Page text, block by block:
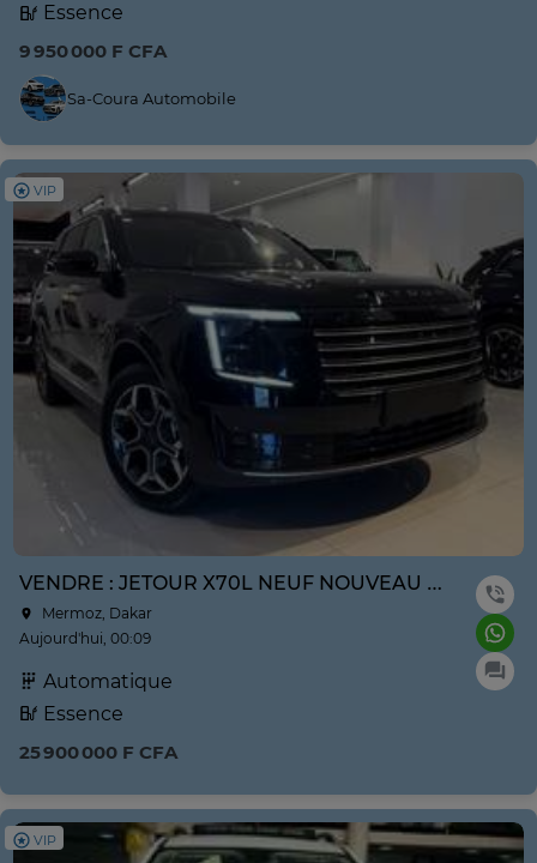
Essence
9 950 000 F CFA
Sa-Coura Automobile
VIP
VENDRE : JETOUR X70L NEUF NOUVEAU MODÈLE ANNE 2026
Mermoz, Dakar
Aujourd'hui, 00:09
Automatique
Essence
25 900 000 F CFA
VIP